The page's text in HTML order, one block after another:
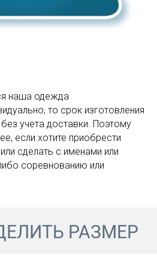
наша одежда
то срок изготовления
без учета доставки. Поэтому
если хотите приобрести
сделать с именами или
соревнованию или
РАЗМЕР